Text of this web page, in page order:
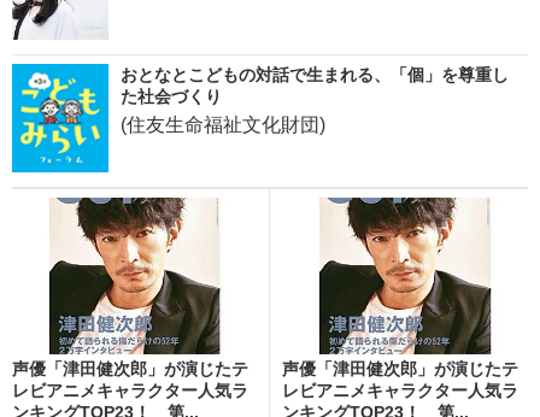
おとなとこどもの対話で生まれる、「個」を尊重し
た社会づくり
(住友生命福祉文化財団)
声優「津田健次郎」が演じたテ
レビアニメキャラクター人気ラ
ンキングTOP23！ 第...
声優「津田健次郎」が演じたテ
レビアニメキャラクター人気ラ
ンキングTOP23！ 第...